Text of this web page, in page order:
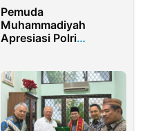
Pemuda
Muhammadiyah
Apresiasi Polri
Kerusuhan Disusupi
Agenda Politik